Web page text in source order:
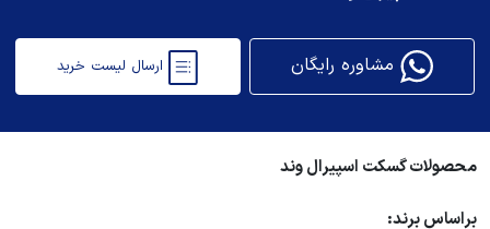
محصولات گسکت اسپیرال وند
براساس برند: